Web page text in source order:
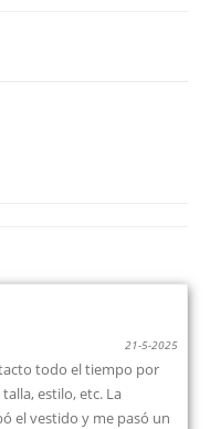
21-5-2025
todo el tiempo por
estilo, etc. La
el vestido y me pasó un